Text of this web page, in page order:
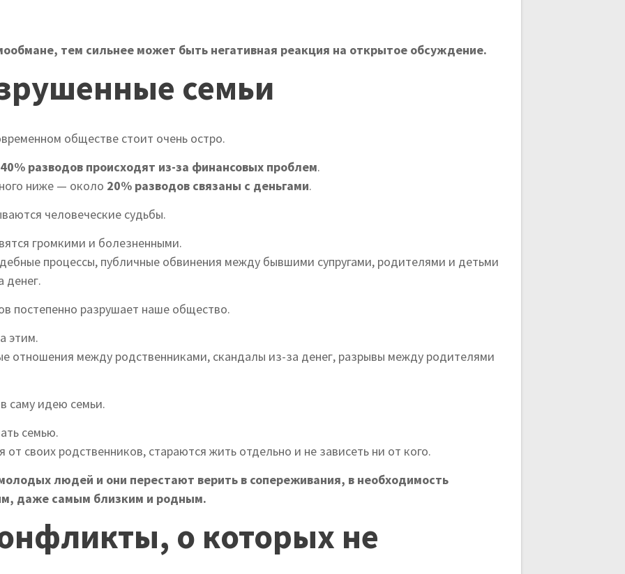
тем сильнее может быть негативная реакция на открытое обсуждение.
семьи
обществе стоит очень остро.
разводов происходят из-за финансовых проблем.
ниже — около 20% разводов связаны с деньгами.
человеческие судьбы.
громкими и болезненными.
процессы, публичные обвинения между бывшими супругами, родителями и детьми
денег.
постепенно разрушает наше общество.
этим.
отношения между родственниками, скандалы из-за денег, разрывы между родителями
саму идею семьи.
семью.
своих родственников, стараются жить отдельно и не зависеть ни от кого.
людей и они перестают верить в сопереживания, в необходимость
даже самым близким и родным.
о которых не